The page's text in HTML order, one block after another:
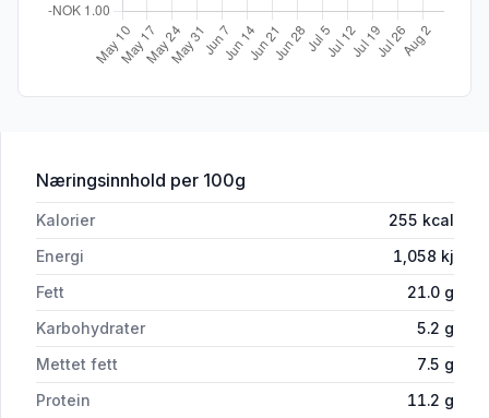
Næringsinnhold for 'Bratwurst Røkt 300g, Pølser, Br
per 100g
Kalorier 255 kcal
Energi
1,058 kj
Fett
21.0 g
Karbohydrater
5.2 g
Mettet fett
7.5 g
Protein
11.2 g